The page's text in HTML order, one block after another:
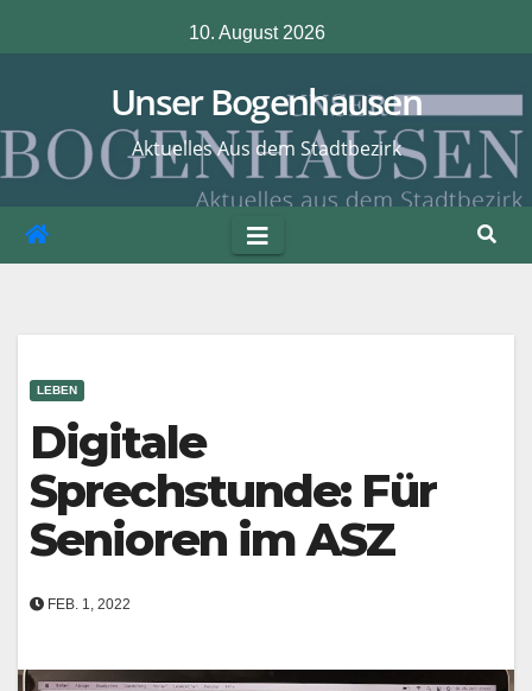
Inhalt
10. August 2026
Unser Bogenhausen
Aktuelles Aus dem Stadtbezirk
LEBEN
Digitale
Sprechstunde: Für
Senioren im ASZ
FEB. 1, 2022